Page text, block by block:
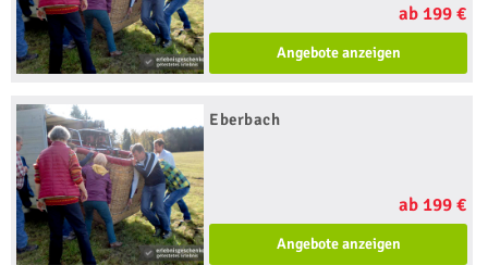
ab 199 €
Angebote anzeigen
Eberbach
ab 199 €
Angebote anzeigen